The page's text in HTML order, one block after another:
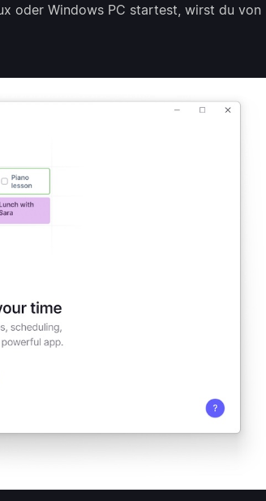
oder Windows PC startest, wirst du von